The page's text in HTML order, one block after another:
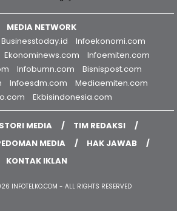
MEDIA NETWORK
Businesstoday.id
Infoekonomi.com
Ekonominews.com
Infoemiten.com
Infobumn.com
Bisnispost.com
Infoesdm.com
Mediaemiten.com
Ekbisindonesia.com
MEDIA
TIM REDAKSI
MEDIA
HAK JAWAB
KONTAK IKLAN
INFOTELKO.COM - ALL RIGHTS RESERVED